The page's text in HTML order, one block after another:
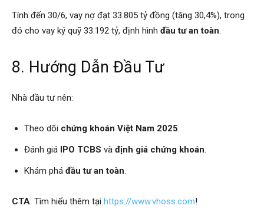
Tính đến 30/6, vay nợ đạt 33.805 tỷ đồng (tăng 30,4%), trong
đó cho vay ký quỹ 33.192 tỷ, định hình đầu tư an toàn
8. Hướng Dẫn Đầu Tư
Nhà đầu tư nên:
Theo dõi chứng khoán Việt Nam 2025
Đánh giá IPO TCBS và định giá chứng khoán
Khám phá đầu tư an toàn
CTA: Tìm hiểu thêm tại https://www.vhoss.com!